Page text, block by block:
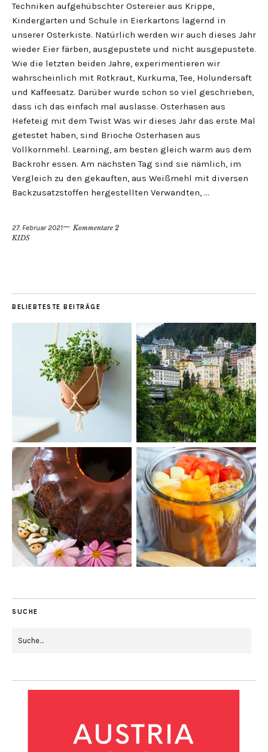
Techniken aufgehübschter Ostereier aus Krippe,
Kindergarten und Schule in Eierkartons lagernd in
unserer Osterkiste. Natürlich werden wir auch dieses Jahr
wieder Eier färben, ausgepustete und nicht ausgepustete.
Wie die letzten beiden Jahre, experimentieren wir
wahrscheinlich mit Rotkraut, Kurkuma, Tee, Holundersaft
und Kaffeesatz. Darüber wurde schon so viel geschrieben,
dass ich das einfach mal auslasse. Osterhasen aus
Hefeteig mit dem Twist Was wir dieses Jahr das erste Mal
getestet haben, sind Brioche Osterhasen aus
Vollkornmehl. Learning, am besten gleich warm aus dem
Backrohr essen. Am nächsten Tag sind sie nämlich, im
Vergleich zu den gekauften, aus Weißmehl mit diversen
Backzusatzstoffen hergestellten Verwandten, …
27. Februar 2021
Kommentare 2
KIDS
BELIEBTESTE BEITRÄGE
SUCHE